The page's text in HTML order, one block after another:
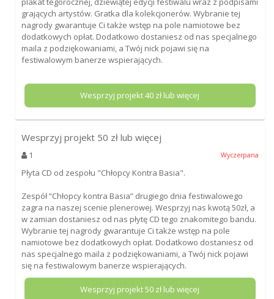
grających artystów. Gratka dla kolekcjonerów. Wybranie tej
nagrody gwarantuje Ci także wstęp na pole namiotowe bez
dodatkowych opłat. Dodatkowo dostaniesz od nas specjalnego
maila z podziękowaniami, a Twój nick pojawi się na
festiwalowym banerze wspierających.
Wesprzyj projekt40 zł lub więcej
Wesprzyj projekt 50 zł lub więcej
1 Wyczerpana
Płyta CD od zespołu "Chłopcy Kontra Basia".
Zespół “Chłopcy kontra Basia” drugiego dnia festiwalowego
zagra na naszej scenie plenerowej. Wesprzyj nas kwotą 50zł, a
w zamian dostaniesz od nas płytę CD tego znakomitego bandu.
Wybranie tej nagrody gwarantuje Ci także wstęp na pole
namiotowe bez dodatkowych opłat. Dodatkowo dostaniesz od
nas specjalnego maila z podziękowaniami, a Twój nick pojawi
się na festiwalowym banerze wspierających.
Wesprzyj projekt50 zł lub więcej